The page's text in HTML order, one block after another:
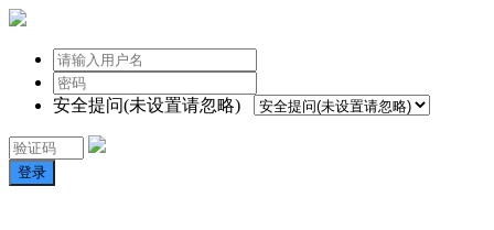
安全提问(未设置请忽略)
登录